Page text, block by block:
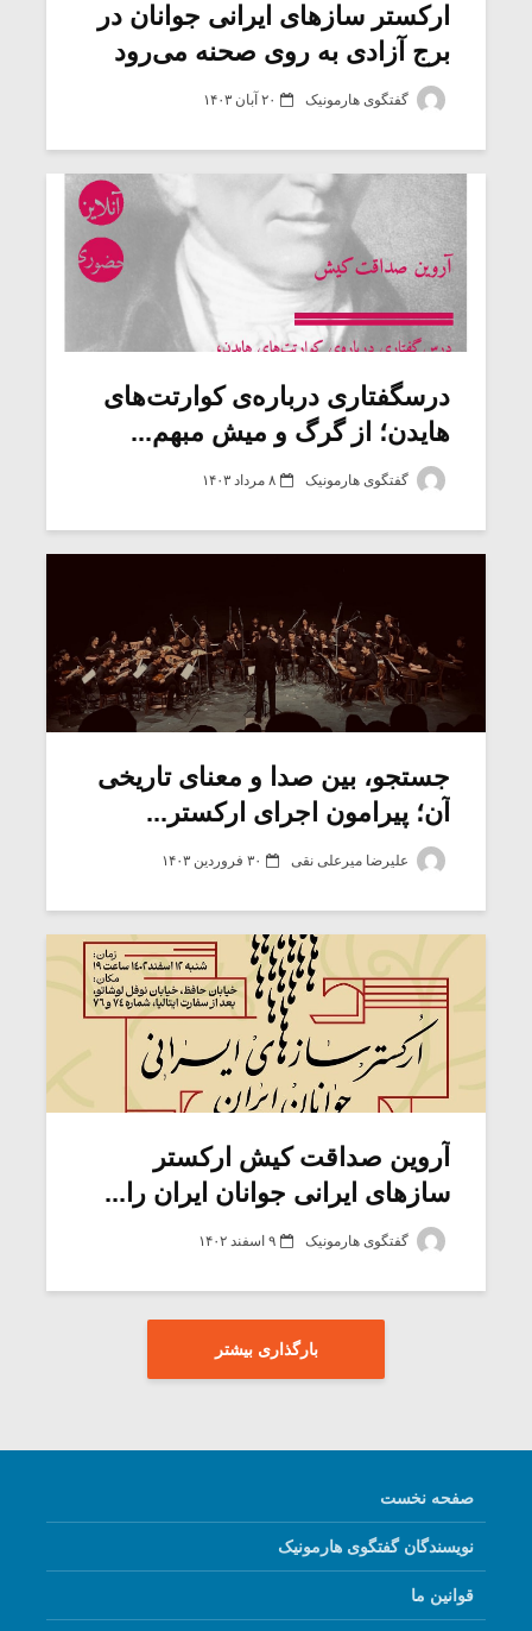
ارکستر سازهای ایرانی جوانان در
برج آزادی به روی صحنه می‌رود
گفتگوی هارمونیک ۲۰ آبان ۱۴۰۳
درسگفتاری درباره‌ی کوارتت‌های
هایدن؛ از گرگ‌ و‌ میش مبهم...
گفتگوی هارمونیک ۸ مرداد ۱۴۰۳
جستجو، بین صدا و معنای تاریخی
آن؛ پیرامون اجرای ارکستر...
علیرضا میرعلی نقی ۳۰ فروردین ۱۴۰۳
آروین صداقت کیش ارکستر
سازهای ایرانی جوانان ایران را...
گفتگوی هارمونیک ۹ اسفند ۱۴۰۲
بارگذاری بیشتر
صفحه نخست
نویسندگان گفتگوی هارمونیک
قوانین ما